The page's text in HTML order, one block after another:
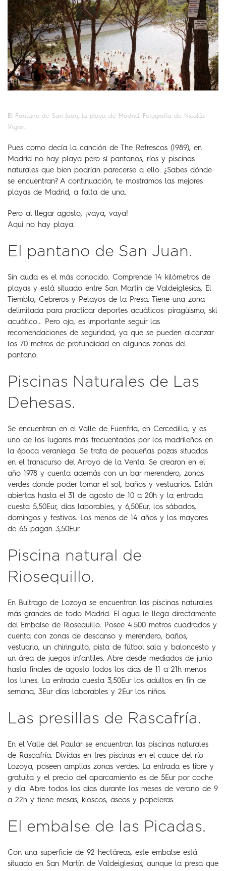
El Pantano de San Juan, la playa de Madrid. Fotografía de Nicolás
Vigier.
Pues como decía la canción de The Refrescos (1989), en
Madrid no hay playa pero sí pantanos, ríos y piscinas
naturales que bien podrían parecerse a ello. ¿Sabes dónde
se encuentran? A continuación, te mostramos las mejores
playas de Madrid, a falta de una.
Pero al llegar agosto, ¡vaya, vaya!
Aquí no hay playa.
El pantano de San Juan.
Sin duda es el más conocido. Comprende 14 kilómetros de
playas y está situado entre San Martín de Valdeiglesias, El
Tiemblo, Cebreros y Pelayos de la Presa. Tiene una zona
delimitada para practicar deportes acuáticos: piragüismo, ski
acuático... Pero ojo, es importante seguir las
recomendaciones de seguridad, ya que se pueden alcanzar
los 70 metros de profundidad en algunas zonas del
pantano.
Piscinas Naturales de Las
Dehesas.
Se encuentran en el Valle de Fuenfría, en Cercedilla, y es
uno de los lugares más frecuentados por los madrileños en
la época veraniega. Se trata de pequeñas pozas situadas
en el transcurso del Arroyo de la Venta. Se crearon en el
año 1978 y cuenta además con un bar merendero, zonas
verdes donde poder tomar el sol, baños y vestuarios. Están
abiertas hasta el 31 de agosto de 10 a 20h y la entrada
cuesta 5,50Eur, días laborables, y 6,50Eur, los sábados,
domingos y festivos. Los menos de 14 años y los mayores
de 65 pagan 3,50Eur.
Piscina natural de
Riosequillo.
En Buitrago de Lozoya se encuentran las piscinas naturales
más grandes de todo Madrid. El agua le llega directamente
del Embalse de Riosequillo. Posee 4.500 metros cuadrados y
cuenta con zonas de descanso y merendero, baños,
vestuario, un chiringuito, pista de fútbol sala y baloncesto y
un área de juegos infantiles. Abre desde mediados de junio
hasta finales de agosto todos los días de 11 a 21h menos
los lunes. La entrada cuesta 3,50Eur los adultos en fin de
semana, 3Eur días laborables y 2Eur los niños.
Las presillas de Rascafría.
En el Valle del Paular se encuentran las piscinas naturales
de Rascafría. Dividas en tres piscinas en el cauce del río
Lozoya, poseen amplias zonas verdes. La entrada es libre y
gratuita y el precio del aparcamiento es de 5Eur por coche
y día. Abre todos los días durante los meses de verano de 9
a 22h y tiene mesas, kioscos, aseos y papeleras.
El embalse de las Picadas.
Con una superficie de 92 hectáreas, este embalse está
situado en San Martín de Valdeiglesias, aunque la presa que